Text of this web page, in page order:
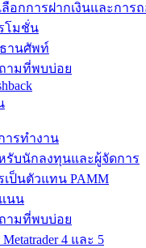
ลือกการฝากเงินและการ
โมชั่น
านศัพท์
ามที่พบบ่อย
ารทำงาน
รับนักลงทุนและผู้จัดการ
เป็นตัวแทน PAMM
นน
ามที่พบบ่อย
4 และ 5